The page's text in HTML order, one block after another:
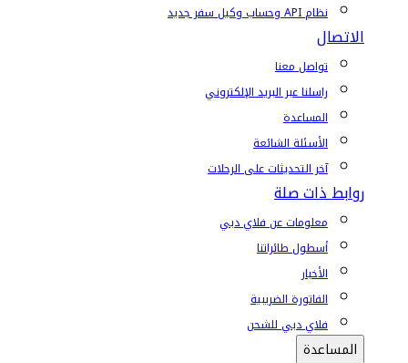
نظام API وحساب وكيل سفر جديد
الاتصال
تواصل معنا
راسلنا عبر البريد الإلكتروني
المساعدة
الأسئلة الشائعة
آخر التحديثات على الرحلات
روابط ذات صلة
معلومات عن فلاي دبي
أسطول طائراتنا
الأخبار
الفاتورة الضريبية
فلاي دبي للشحن
المساعدة